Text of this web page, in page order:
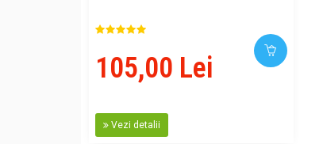
105,00 Lei
Vezi detalii